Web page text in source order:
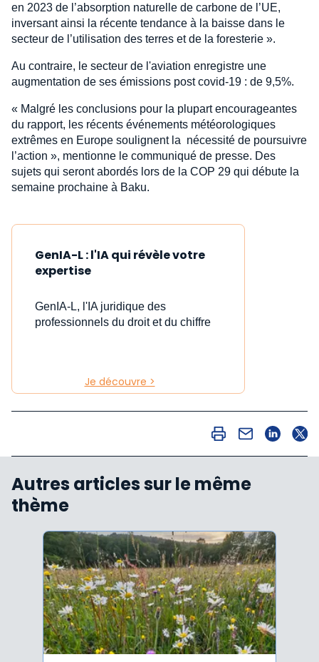
en 2023 de l’absorption naturelle de carbone de l’UE,
inversant ainsi la récente tendance à la baisse dans le
secteur de l’utilisation des terres et de la foresterie ».
Au contraire, le secteur de l'aviation enregistre une
augmentation de ses émissions post covid-19 : de 9,5%.
« Malgré les conclusions pour la plupart encourageantes
du rapport, les récents événements météorologiques
extrêmes en Europe soulignent la nécessité de poursuivre
l’action », mentionne le communiqué de presse. Des
sujets qui seront abordés lors de la COP 29 qui débute la
semaine prochaine à Baku.
GenIA-L : l'IA qui révèle votre
expertise
GenIA-L, l'IA juridique des
professionnels du droit et du chiffre
Je découvre >
Autres articles sur le même
thème